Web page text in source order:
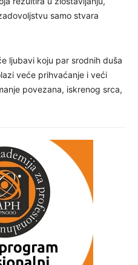
samo stvara
ljubavi koju par srodnih duša
veće prihvaćanje i veći
povezana, iskrenog srca,